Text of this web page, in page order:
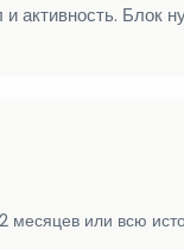
активность. Блок
месяцев или всю